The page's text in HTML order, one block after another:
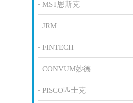
MST恩斯克
JRM
FINTECH
CONVUM妙德
PISCO匹士克